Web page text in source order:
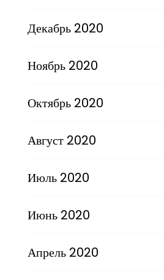
Декабрь 2020
Ноябрь 2020
Октябрь 2020
Август 2020
Июль 2020
Июнь 2020
Апрель 2020